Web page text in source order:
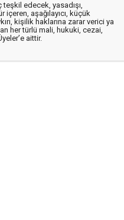
teşkil edecek, yasadışı,
aşağılayıcı, küçük
kişilik haklarına zarar verici ya
her türlü mali, hukuki, cezai,
aittir.